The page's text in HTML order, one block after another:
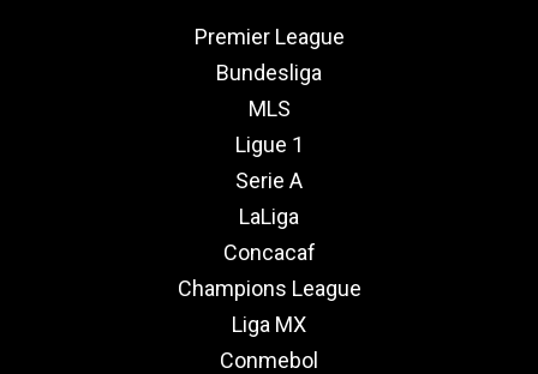
Premier League
Bundesliga
MLS
Ligue 1
Serie A
LaLiga
Concacaf
Champions League
Liga MX
Conmebol